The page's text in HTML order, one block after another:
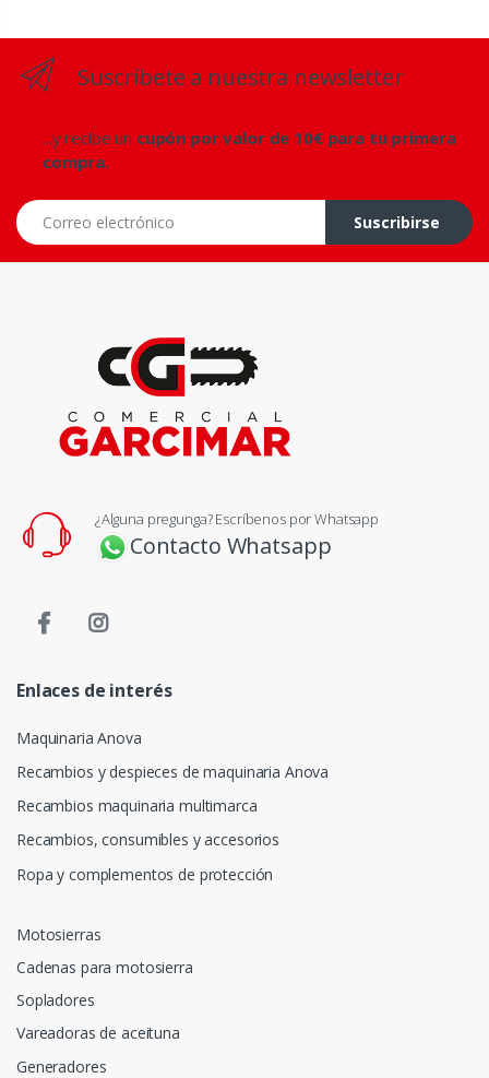
Suscríbete a nuestra newsletter
...y recibe un cupón por valor de 10€ para tu primera
compra.
Correo electrónico
Suscribirse
¿Alguna pregunga? Escríbenos por Whatsapp
Contacto Whatsapp
Enlaces de interés
Maquinaria Anova
Recambios y despieces de maquinaria Anova
Recambios maquinaria multimarca
Recambios, consumibles y accesorios
Ropa y complementos de protección
Motosierras
Cadenas para motosierra
Sopladores
Vareadoras de aceituna
Generadores